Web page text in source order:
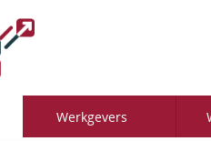
Werkgevers